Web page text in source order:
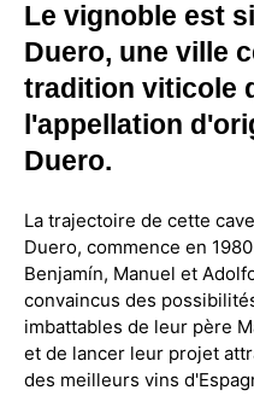
Le vignoble est
Duero, une ville
tradition viticole
l'appellation
Duero.
La trajectoire de cette
Duero, commence en
Benjamín, Manuel et
convaincus des
imbattables de leur père
et de lancer leur projet
des meilleurs vins